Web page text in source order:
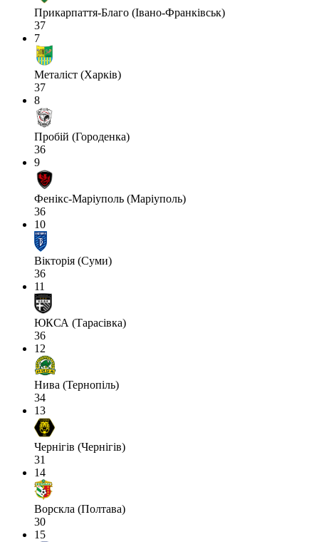
Прикарпаття-Благо (Івано-Франківськ)
37
7
Металіст (Харків)
37
8
Пробій (Городенка)
36
9
Фенікс-Маріуполь (Маріуполь)
36
10
Вікторія (Суми)
36
11
ЮКСА (Тарасівка)
36
12
Нива (Тернопіль)
34
13
Чернігів (Чернігів)
31
14
Ворскла (Полтава)
30
15